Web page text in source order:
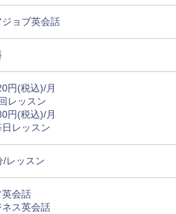
ジョブ英会話
円(税込)/月
レッスン
円(税込)/月
レッスン
/レッスン
英会話
ネス英会話